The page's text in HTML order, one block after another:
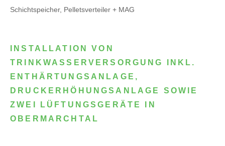
Schichtspeicher, Pelletsverteiler + MAG
INSTALLATION VON
TRINKWASSERVERSORGUNG INKL.
ENTHÄRTUNGSANLAGE,
DRUCKERHÖHUNGSANLAGE SOWIE
ZWEI LÜFTUNGSGERÄTE IN
OBERMARCHTAL